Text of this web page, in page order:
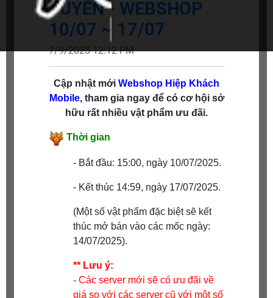
TUYẾN - WEBSHOP
10/07 ~ 17/07
7/9/2025 12:12 PM
Cập nhật mới Webshop Hiệp Khách
Mobile,tham gia ngay để có cơ hội sở
hữu rất nhiều vật phẩm ưu đãi.
Thời gian
- Bắt đầu: 15:00, ngày 10/07/2025.
- Kết thúc 14:59, ngày 17/07/2025.
(Một số vật phẩm đặc biệt sẽ kết
thúc mở bán vào các mốc ngày:
14/07/2025).
** Lưu ý:
- Các server mới sẽ có ưu đãi về
giá so với các server cũ với một số